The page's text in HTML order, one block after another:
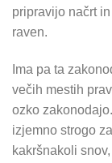
pripravijo načrt
raven.
Ima pa ta
večih mestih
ozko
izjemno strogo
kakršnakoli